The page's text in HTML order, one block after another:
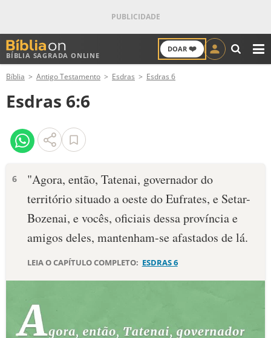
BÍBLIA SAGRADA ONLINE
DOAR ❤️
ANTIGO TESTAMENTO
NOVO TESTAMENTO
VERSÍCULOS
PALAVRA DO DIA
SALMO DO DIA
DEVOCIONAL DIÁRIO
ESTUDOS BÍBLICOS
Bíblia Antigo Testamento Esdras Esdras 6
Esdras 6:6
6
"Agora, então, Tatenai, governador do
território situado a oeste do Eufrates, e Setar-
Bozenai, e vocês, oficiais dessa província e
amigos deles, mantenham-se afastados de lá.
LEIA O CAPÍTULO COMPLETO: ESDRAS 6